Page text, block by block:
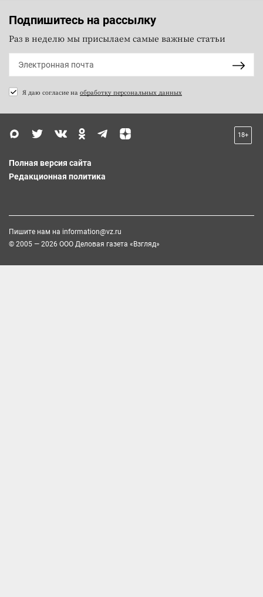
Подпишитесь на рассылку
Раз в неделю мы присылаем самые важные статьи
Я даю согласие на обработку персональных данных
18+
Полная версия сайта
Редакционная политика
Пишите нам на information@vz.ru
© 2005 — 2026 ООО Деловая газета «Взгляд»